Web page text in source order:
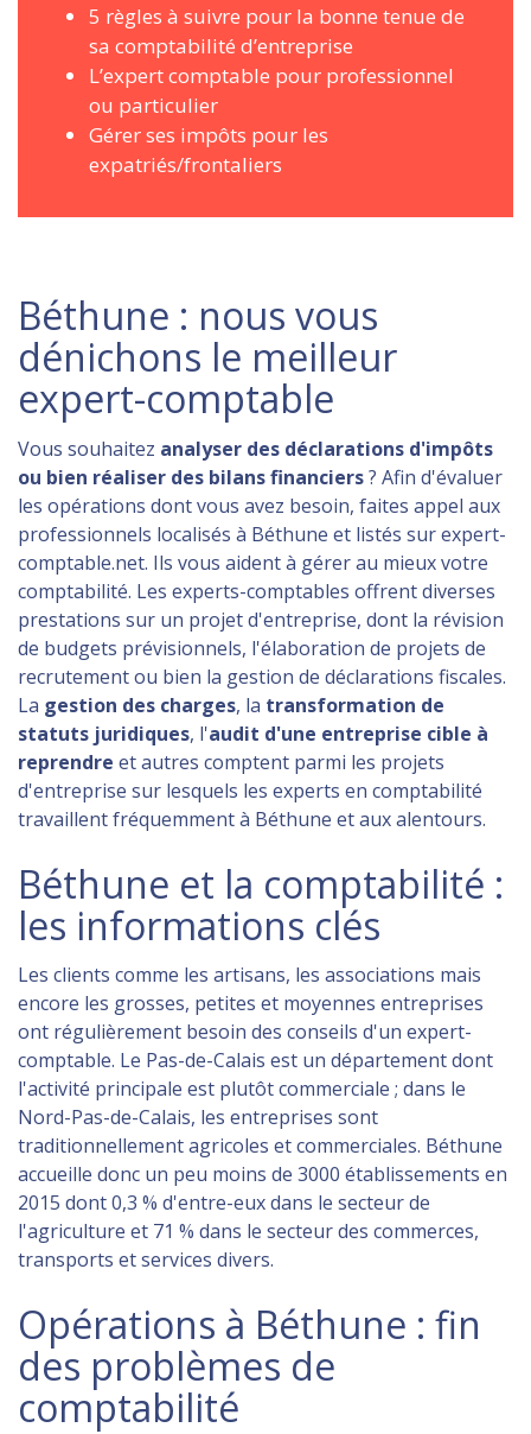
5 règles à suivre pour la bonne tenue de
sa comptabilité d’entreprise
L’expert comptable pour professionnel
ou particulier
Gérer ses impôts pour les
expatriés/frontaliers
Béthune : nous vous
dénichons le meilleur
expert-comptable
Vous souhaitez analyser des déclarations d'impôts
ou bien réaliser des bilans financiers? Afin d'évaluer
les opérations dont vous avez besoin, faites appel aux
professionnels localisés à Béthune et listés sur expert-
comptable.net. Ils vous aident à gérer au mieux votre
comptabilité. Les experts-comptables offrent diverses
prestations sur un projet d'entreprise, dont la révision
de budgets prévisionnels, l'élaboration de projets de
recrutement ou bien la gestion de déclarations fiscales.
La gestion des charges, la transformation de
statuts juridiques, l'audit d'une entreprise cible à
reprendre et autres comptent parmi les projets
d'entreprise sur lesquels les experts en comptabilité
travaillent fréquemment à Béthune et aux alentours.
Béthune et la comptabilité :
les informations clés
Les clients comme les artisans, les associations mais
encore les grosses, petites et moyennes entreprises
ont régulièrement besoin des conseils d'un expert-
comptable. Le Pas-de-Calais est un département dont
l'activité principale est plutôt commerciale ; dans le
Nord-Pas-de-Calais, les entreprises sont
traditionnellement agricoles et commerciales. Béthune
accueille donc un peu moins de 3000 établissements en
2015 dont 0,3 % d'entre-eux dans le secteur de
l'agriculture et 71 % dans le secteur des commerces,
transports et services divers.
Opérations à Béthune : fin
des problèmes de
comptabilité